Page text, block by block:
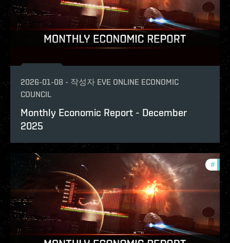
2026-01-08 - 작성자 EVE ONLINE ECONOMIC
COUNCIL
Monthly Economic Report - December
2025
#